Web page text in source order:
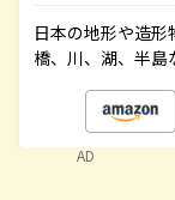
日本の地形や造
橋、川、湖、半島
AD